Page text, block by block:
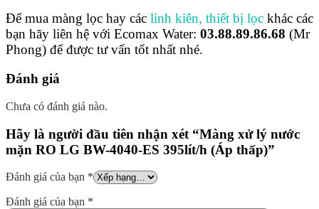
Để mua màng lọc hay các linh kiên, thiết bị lọc khác các
bạn hãy liên hệ với Ecomax Water: 03.88.89.86.68 (Mr
Phong) để được tư vấn tốt nhất nhé.
Đánh giá
Chưa có đánh giá nào.
Hãy là người đầu tiên nhận xét “Màng xử lý nước
mặn RO LG BW-4040-ES 395lít/h (Áp thấp)”
Đánh giá của bạn *
Đánh giá của bạn *